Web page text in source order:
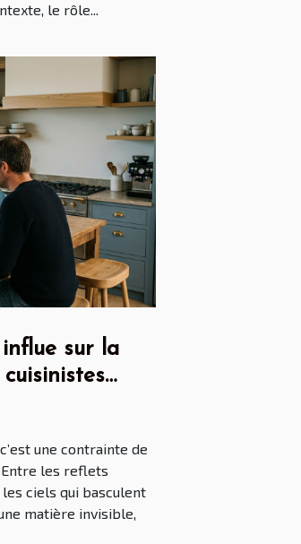
le rôle...
sur la
une contrainte de
Entre les reflets
ciels qui basculent
matière invisible,